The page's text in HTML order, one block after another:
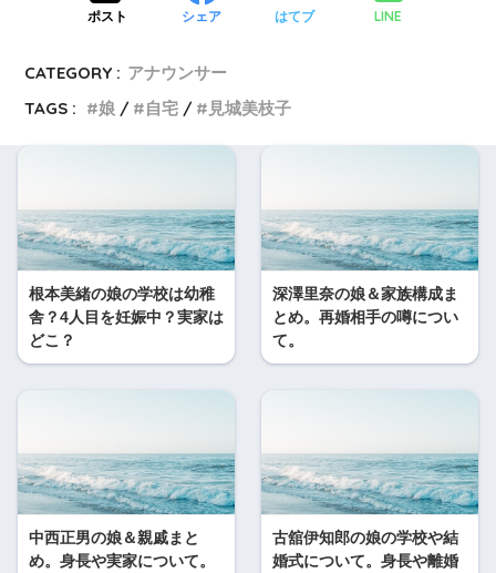
ポスト シェア はてブ LINE
CATEGORY : アナウンサー
TAGS :
娘 自宅 見城美枝子
根本美緒の娘の学校は幼稚
舎？4人目を妊娠中？実家は
どこ？
深澤里奈の娘＆家族構成ま
とめ。再婚相手の噂につい
て。
中西正男の娘＆親戚まと
め。身長や実家について。
古舘伊知郎の娘の学校や結
婚式について。身長や離婚